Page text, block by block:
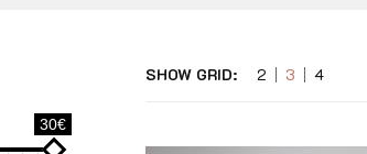
30€
SHOW GRID: 2 3 4